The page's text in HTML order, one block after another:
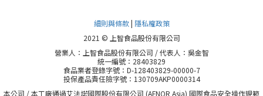
細則與條款| 隱私權政策
2021 © 上智食品股份有限公司
營業人：上智食品股份有限公司 / 代表人：吳金智
統一編號：28403829
食品業者登錄字號：D-128403829-00000-7
投保產品責任險字號：130709AKP0000314
本公司 / 本工廠通過艾法諾國際股份有限公司 (AFNOR Asia) 國際食品安全操作規範